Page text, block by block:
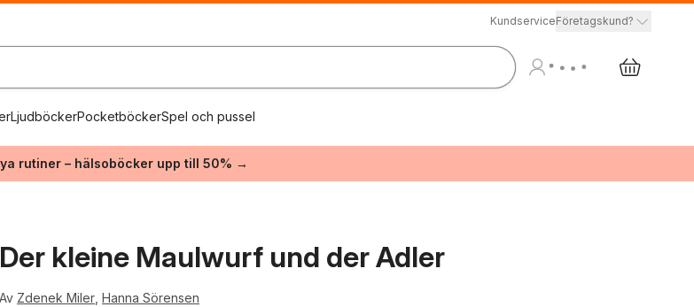
KundserviceFöretagskund?
LjudböckerPocketböckerSpel och pussel
rutiner – hälsoböcker upp till 50% →
Der kleine Maulwurf und der Adler
Av Zdenek Miler Hanna Sörensen